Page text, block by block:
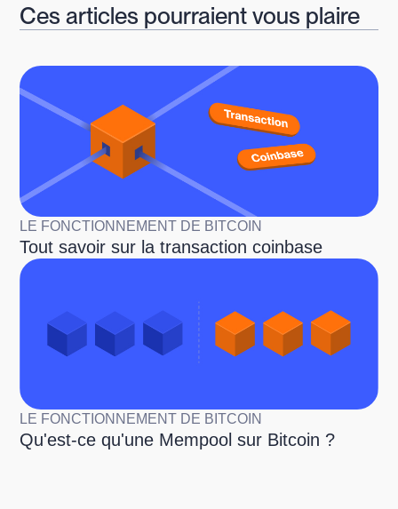
Ces articles pourraient vous plaire
LE FONCTIONNEMENT DE BITCOIN
Tout savoir sur la transaction coinbase
LE FONCTIONNEMENT DE BITCOIN
Qu'est-ce qu'une Mempool sur Bitcoin ?